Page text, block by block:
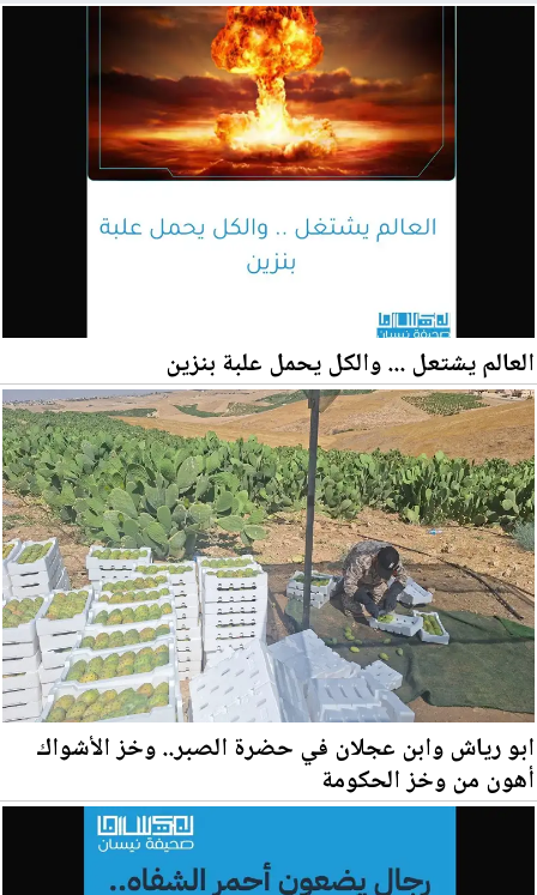
العالم يشتعل ... والكل يحمل علبة بنزين
ابو رياش وابن عجلان في حضرة الصبر.. وخز الأشواك
أهون من وخز الحكومة